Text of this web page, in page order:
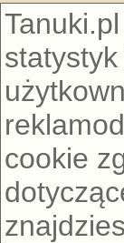
cookie